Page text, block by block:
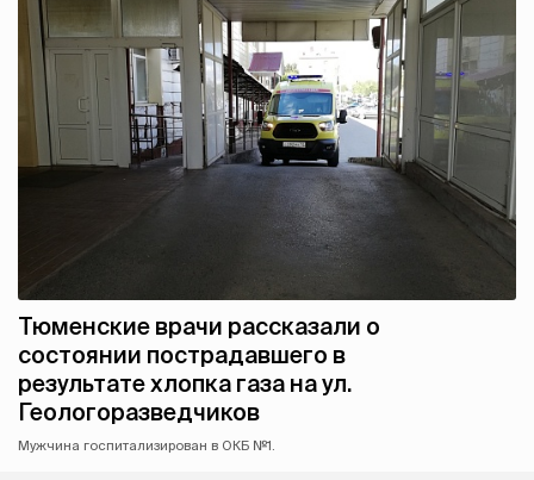
Тюменские врачи рассказали о
состоянии пострадавшего в
результате хлопка газа на ул.
Геологоразведчиков
Мужчина госпитализирован в ОКБ №1.